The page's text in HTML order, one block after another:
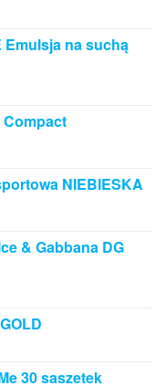
Emulsja na suchą
Compact
NIEBIESKA
& Gabbana DG
30 saszetek